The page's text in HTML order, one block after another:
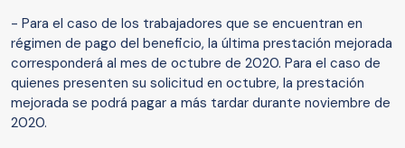
- Para el caso de los trabajadores que se encuentran en
régimen de pago del beneficio, la última prestación mejorada
corresponderá al mes de octubre de 2020. Para el caso de
quienes presenten su solicitud en octubre, la prestación
mejorada se podrá pagar a más tardar durante noviembre de
2020.